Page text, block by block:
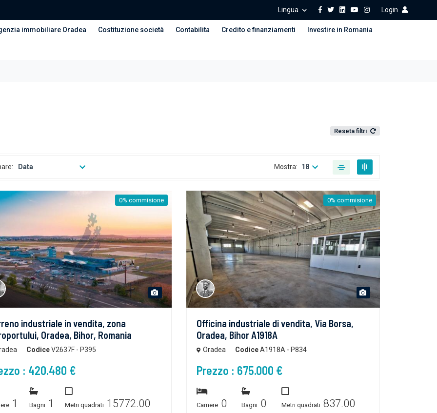
Lingua Login
immobiliare Oradea Costituzione società Contabilita Credito e finanziamenti Investire in Romania
Reseta filtri
Data Mostra: 18
0% commisione
industriale in vendita, zona
Oradea, Bihor, Romania
CodiceV2637F - P395
: 420.480 €
1 Bagni 1 Metri quadrati 15772.00
0% commisione
Officina industriale di vendita, Via Borsa,
Oradea, Bihor A1918A
Oradea CodiceA1918A - P834
Prezzo : 675.000 €
Camere 0 Bagni 0 Metri quadrati 837.00